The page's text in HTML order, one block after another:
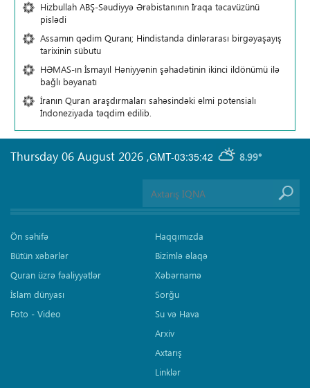
Hizbullah ABŞ-Səudiyyə Ərəbistanının İraqa təcavüzünü
pislədi
Assamın qədim Quranı; Hindistanda dinlərarası birgəyaşayış
tarixinin sübutu
HƏMAS-ın İsmayıl Həniyyənin şəhadətinin ikinci ildönümü ilə
bağlı bəyanatı
İranın Quran araşdırmaları sahəsindəki elmi potensialı
İndoneziyada təqdim edilib.
GMT-03:35:42 8.99°
Thursday 06 August 2026 ,
Ön səhifə
Bütün xəbərlər
Quran üzrə fəaliyyətlər
İslam dünyası
Foto - Video
Haqqımızda
Bizimlə əlaqə
Xəbərnamə
Sorğu
Su və Hava
Arxiv
Axtarış
Linklər